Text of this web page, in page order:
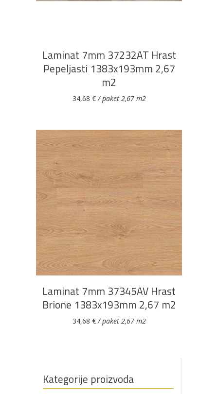
Laminat 7mm 37232AT Hrast
Pepeljasti 1383x193mm 2,67
m2
34,68 €/ paket 2,67 m2
DODAJ U KOŠARICU
Laminat 7mm 37345AV Hrast
Brione 1383x193mm 2,67 m2
34,68 €/ paket 2,67 m2
Kategorije proizvoda